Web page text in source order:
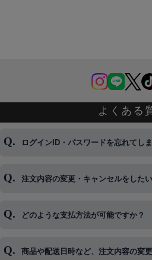
よくある
ログインID・パスワードを忘れてし
◆下記ページより、ログインIDの変更
注文内容の変更・キャンセルをしたい
◆即日発送を行なっている関係上、
※発送後、発送準備が完了しお手続
どのような支払方法が可能ですか？
◆代金引換・クレジットカード・携帯
商品や配送日時など、注文内容の変